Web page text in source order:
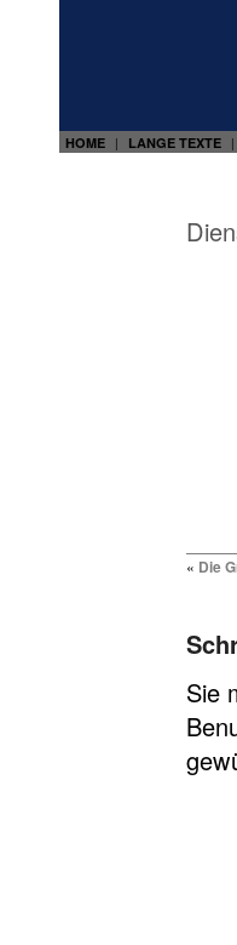
HOME | LANGE TEXTE |
« Die
Sie